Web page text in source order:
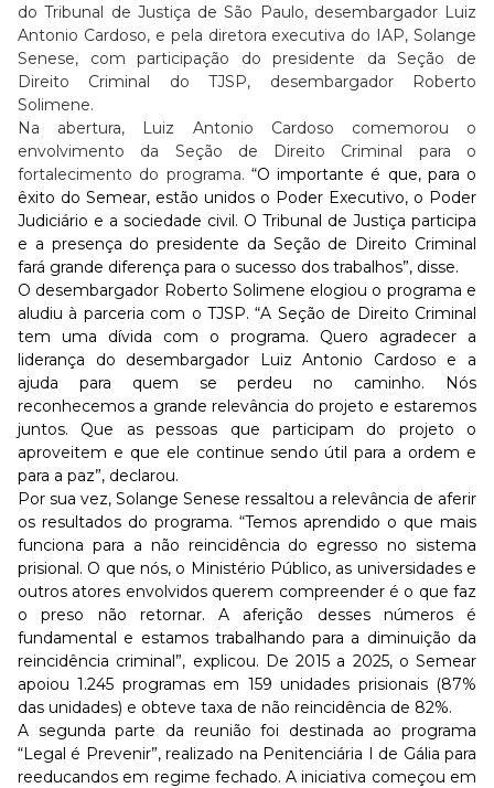
do Tribunal de Justiça de São Paulo, desembargador Luiz
Antonio Cardoso, e pela diretora executiva do IAP, Solange
Senese, com participação do presidente da Seção de
Direito Criminal do TJSP, desembargador Roberto
Solimene.
Na abertura, Luiz Antonio Cardoso comemorou o
envolvimento da Seção de Direito Criminal para o
fortalecimento do programa. “O importante é que, para o
êxito do Semear, estão unidos o Poder Executivo, o Poder
Judiciário e a sociedade civil. O Tribunal de Justiça participa
e a presença do presidente da Seção de Direito Criminal
fará grande diferença para o sucesso dos trabalhos”, disse.
O desembargador Roberto Solimene elogiou o programa e
aludiu à parceria com o TJSP. “A Seção de Direito Criminal
tem uma dívida com o programa. Quero agradecer a
liderança do desembargador Luiz Antonio Cardoso e a
ajuda para quem se perdeu no caminho. Nós
reconhecemos a grande relevância do projeto e estaremos
juntos. Que as pessoas que participam do projeto o
aproveitem e que ele continue sendo útil para a ordem e
para a paz”, declarou.
Por sua vez, Solange Senese ressaltou a relevância de aferir
os resultados do programa. “Temos aprendido o que mais
funciona para a não reincidência do egresso no sistema
prisional. O que nós, o Ministério Público, as universidades e
outros atores envolvidos querem compreender é o que faz
o preso não retornar. A aferição desses números é
fundamental e estamos trabalhando para a diminuição da
reincidência criminal”, explicou. De 2015 a 2025, o Semear
apoiou 1.245 programas em 159 unidades prisionais (87%
das unidades) e obteve taxa de não reincidência de 82%.
A segunda parte da reunião foi destinada ao programa
“Legal é Prevenir”, realizado na Penitenciária I de Gália para
reeducandos em regime fechado. A iniciativa começou em